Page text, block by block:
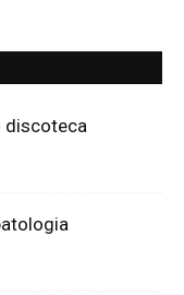
discoteca